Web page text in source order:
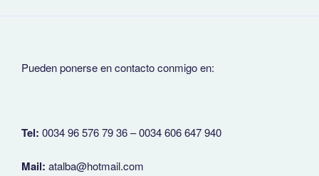
Pueden ponerse en contacto conmigo en:
Tel: 0034 96 576 79 36 – 0034 606 647 940
Mail: atalba@hotmail.com